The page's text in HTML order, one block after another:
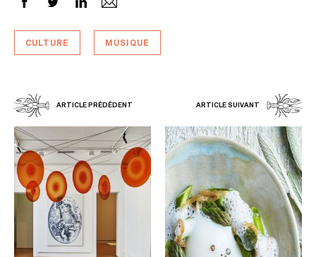
CULTURE MUSIQUE
ARTICLE PRÉDÉDENT ARTICLE SUIVANT